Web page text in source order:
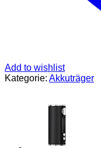
Add to wishlist
Kategorie: Akkuträger